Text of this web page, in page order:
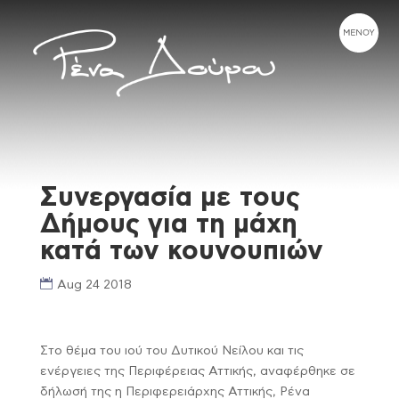
Συνεργασία με τους
Δήμους για τη μάχη
κατά των κουνουπιών
Aug 24 2018
Στο θέμα του ιού του Δυτικού Νείλου και τις
ενέργειες της Περιφέρειας Αττικής, αναφέρθηκε σε
δήλωσή της η Περιφερειάρχης Αττικής, Ρένα